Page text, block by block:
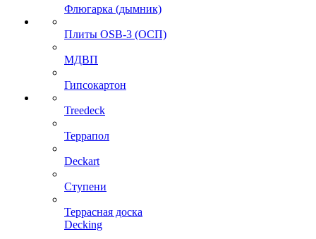
Флюгарка (дымник)
Плиты OSB-3 (ОСП)
МДВП
Гипсокартон
Treedeck
Террапол
Deckart
Ступени
Террасная доска
Decking